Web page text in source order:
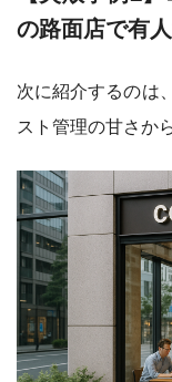
の路面店で有
次に紹介するのは
スト管理の甘さか